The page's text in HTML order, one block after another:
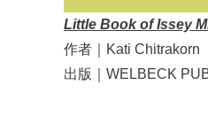
Little Book of Issey
作者｜Kati Chitrakorn
出版｜WELBECK